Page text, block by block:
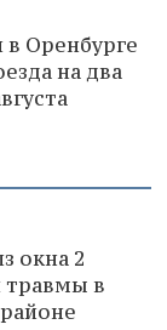
в Оренбурге
на два
окна 2
травмы в